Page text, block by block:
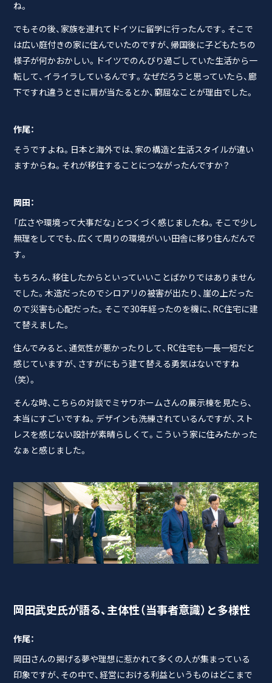
ね。
でもその後、家族を連れてドイツに留学に行ったんです。そこで
は広い庭付きの家に住んでいたのですが、帰国後に子どもたちの
様子が何かおかしい。ドイツでのんびり過ごしていた生活から一
転して、イライラしているんです。なぜだろうと思っていたら、廊
下ですれ違うときに肩が当たるとか、窮屈なことが理由でした。
作尾：
そうですよね。日本と海外では、家の構造と生活スタイルが違い
ますからね。それが移住することにつながったんですか？
岡田：
「広さや環境って大事だな」とつくづく感じましたね。そこで少し
無理をしてでも、広くて周りの環境がいい田舎に移り住んだんで
す。
もちろん、移住したからといっていいことばかりではありません
でした。木造だったのでシロアリの被害が出たり、崖の上だった
ので災害も心配だった。そこで30年経ったのを機に、RC住宅に建
て替えました。
住んでみると、通気性が悪かったりして、RC住宅も一長一短だと
感じていますが、さすがにもう建て替える勇気はないですね
（笑）。
そんな時、こちらの対談でミサワホームさんの展示棟を見たら、
本当にすごいですね。デザインも洗練されているんですが、スト
レスを感じない設計が素晴らしくて。こういう家に住みたかった
なぁと感じました。
岡田武史氏が語る、主体性（当事者意識）と多様性
作尾：
岡田さんの掲げる夢や理想に惹かれて多くの人が集まっている
印象ですが、その中で、経営における利益というものはどこまで